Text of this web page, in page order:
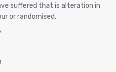
suffered that is alteration in
or randomised.